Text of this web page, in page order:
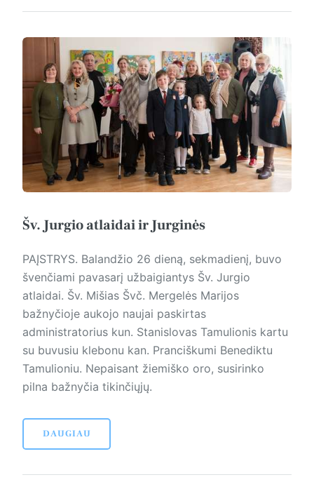
Šv. Jurgio atlaidai ir Jurginės
PAĮSTRYS. Balandžio 26 dieną, sekmadienį, buvo
švenčiami pavasarį užbaigiantys Šv. Jurgio
atlaidai. Šv. Mišias Švč. Mergelės Marijos
bažnyčioje aukojo naujai paskirtas
administratorius kun. Stanislovas Tamulionis kartu
su buvusiu klebonu kan. Pranciškumi Benediktu
Tamulioniu. Nepaisant žiemiško oro, susirinko
pilna bažnyčia tikinčiųjų.
DAUGIAU